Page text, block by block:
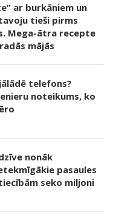
ar burkāniem un
tieši pirms
Mega-ātra recepte
mājās
telefons?
noteikums, ko
nonāk
pasaules
seko miljoni